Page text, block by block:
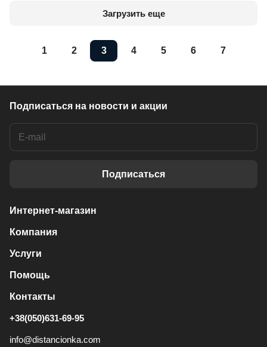
Загрузить еще
1 2 3 4 5 6 7
Подписаться на новости и акции
Подписаться
Интернет-магазин
Компания
Услуги
Помощь
Контакты
+38(050)631-69-95
info@distancionka.com